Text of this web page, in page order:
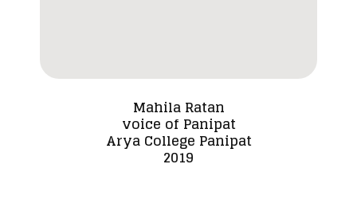
Mahila Ratan
voice of Panipat
Arya College Panipat
2019